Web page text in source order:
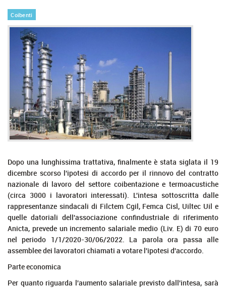
Coibenti
Dopo una lunghissima trattativa, finalmente è stata siglata il 19
dicembre scorso l'ipotesi di accordo per il rinnovo del contratto
nazionale di lavoro del settore coibentazione e termoacustiche
(circa 3000 i lavoratori interessati). L'intesa sottoscritta dalle
rappresentanze sindacali di Filctem Cgil, Femca Cisl, Uiltec Uil e
quelle datoriali dell'associazione confindustriale di riferimento
Anicta, prevede un incremento salariale medio (Liv. E) di 70 euro
nel periodo 1/1/2020-30/06/2022. La parola ora passa alle
assemblee dei lavoratori chiamati a votare l'ipotesi d'accordo.
Parte economica
Per quanto riguarda l'aumento salariale previsto dall'intesa, sarà